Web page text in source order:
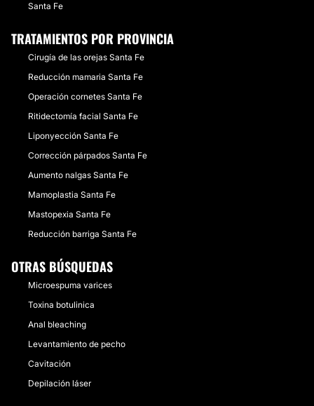
Santa Fe
TRATAMIENTOS POR PROVINCIA
Cirugía de las orejas Santa Fe
Reducción mamaria Santa Fe
Operación cornetes Santa Fe
Ritidectomía facial Santa Fe
Liponyección Santa Fe
Corrección párpados Santa Fe
Aumento nalgas Santa Fe
Mamoplastia Santa Fe
Mastopexia Santa Fe
Reducción barriga Santa Fe
OTRAS BÚSQUEDAS
Microespuma varices
Toxina botulinica
Anal bleaching
Levantamiento de pecho
Cavitación
Depilación láser